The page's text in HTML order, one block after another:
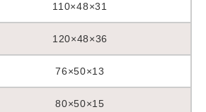
110×48×31
120×48×36
76×50×13
80×50×15